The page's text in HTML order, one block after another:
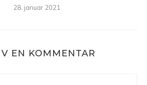
28. januar 2021
EN KOMMENTAR